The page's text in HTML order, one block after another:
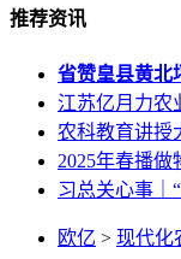
推荐资讯
省赞皇县黄北
江苏亿月力
农科教育讲
2025年春播
习总关心事
欧亿 > 现代化